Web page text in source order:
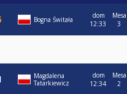
Bogna Świtała
dom
12:33
Mesa
3
Magdalena
Tatarkiewicz
dom
12:34
Mesa
2